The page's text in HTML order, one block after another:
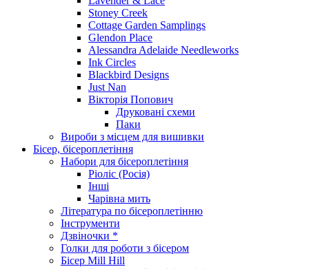
Stoney Creek
Cottage Garden Samplings
Glendon Place
Alessandra Adelaide Needleworks
Ink Circles
Blackbird Designs
Just Nan
Вікторія Попович
Друковані схеми
Паки
Вироби з місцем для вишивки
Бісер, бісероплетіння
Набори для бісероплетіння
Ріоліс (Росія)
Інші
Чарівна мить
Література по бісероплетінню
Інструменти
Дзвіночки *
Голки для роботи з бісером
Бісер Mill Hill